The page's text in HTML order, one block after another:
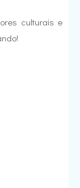
culturais e